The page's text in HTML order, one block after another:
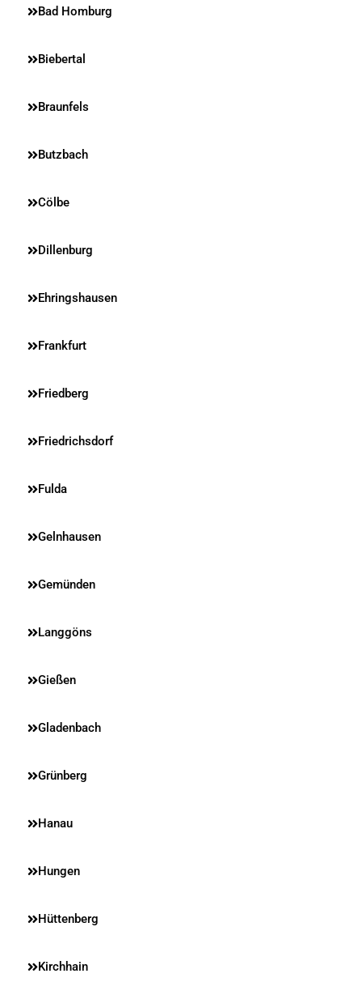
Bad Homburg
Biebertal
Braunfels
Butzbach
Cölbe
Dillenburg
Ehringshausen
Frankfurt
Friedberg
Friedrichsdorf
Fulda
Gelnhausen
Gemünden
Langgöns
Gießen
Gladenbach
Grünberg
Hanau
Hungen
Hüttenberg
Kirchhain